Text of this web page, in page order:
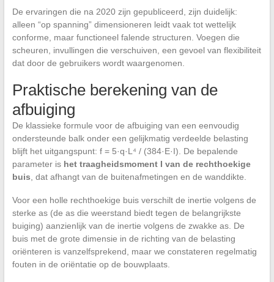
De ervaringen die na 2020 zijn gepubliceerd, zijn duidelijk:
alleen “op spanning” dimensioneren leidt vaak tot wettelijk
conforme, maar functioneel falende structuren. Voegen die
scheuren, invullingen die verschuiven, een gevoel van flexibiliteit
dat door de gebruikers wordt waargenomen.
Praktische berekening van de
afbuiging
De klassieke formule voor de afbuiging van een eenvoudig
ondersteunde balk onder een gelijkmatig verdeelde belasting
blijft het uitgangspunt: f = 5·q·L⁴ / (384·E·I). De bepalende
parameter is het traagheidsmoment I van de rechthoekige
buis , dat afhangt van de buitenafmetingen en de wanddikte.
Voor een holle rechthoekige buis verschilt de inertie volgens de
sterke as (de as die weerstand biedt tegen de belangrijkste
buiging) aanzienlijk van de inertie volgens de zwakke as. De
buis met de grote dimensie in de richting van de belasting
oriënteren is vanzelfsprekend, maar we constateren regelmatig
fouten in de oriëntatie op de bouwplaats.